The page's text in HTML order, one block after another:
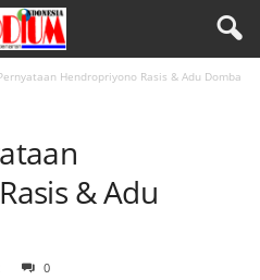
Hendropriyono Rasis & Adu Domba
& Adu
0